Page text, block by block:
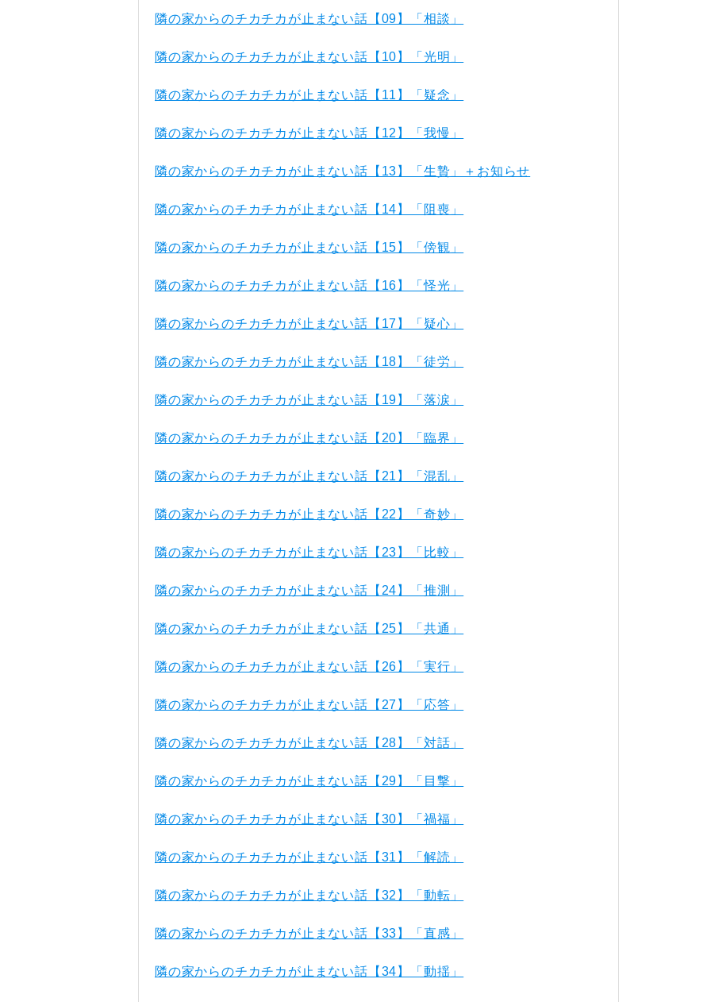
隣の家からのチカチカが止まない話【09】「相談」
隣の家からのチカチカが止まない話【10】「光明」
隣の家からのチカチカが止まない話【11】「疑念」
隣の家からのチカチカが止まない話【12】「我慢」
隣の家からのチカチカが止まない話【13】「生贄」＋お知らせ
隣の家からのチカチカが止まない話【14】「阻喪」
隣の家からのチカチカが止まない話【15】「傍観」
隣の家からのチカチカが止まない話【16】「怪光」
隣の家からのチカチカが止まない話【17】「疑心」
隣の家からのチカチカが止まない話【18】「徒労」
隣の家からのチカチカが止まない話【19】「落涙」
隣の家からのチカチカが止まない話【20】「臨界」
隣の家からのチカチカが止まない話【21】「混乱」
隣の家からのチカチカが止まない話【22】「奇妙」
隣の家からのチカチカが止まない話【23】「比較」
隣の家からのチカチカが止まない話【24】「推測」
隣の家からのチカチカが止まない話【25】「共通」
隣の家からのチカチカが止まない話【26】「実行」
隣の家からのチカチカが止まない話【27】「応答」
隣の家からのチカチカが止まない話【28】「対話」
隣の家からのチカチカが止まない話【29】「目撃」
隣の家からのチカチカが止まない話【30】「禍福」
隣の家からのチカチカが止まない話【31】「解読」
隣の家からのチカチカが止まない話【32】「動転」
隣の家からのチカチカが止まない話【33】「直感」
隣の家からのチカチカが止まない話【34】「動揺」